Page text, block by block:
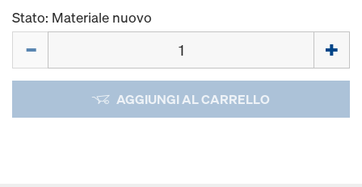
Stato: Materiale nuovo
AGGIUNGI AL CARRELLO